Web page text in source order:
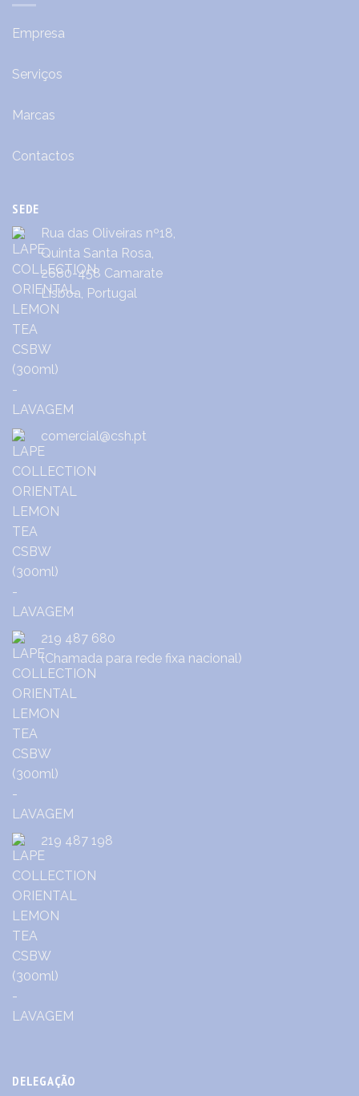
Empresa
Serviços
Marcas
Contactos
SEDE
Rua das Oliveiras nº18,
Quinta Santa Rosa,
2680-458 Camarate
Lisboa, Portugal
comercial@csh.pt
219 487 680
(Chamada para rede fixa nacional)
219 487 198
DELEGAÇÃO